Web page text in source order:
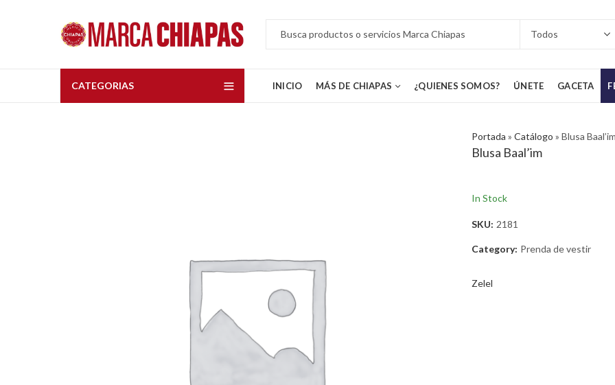
CATEGORIAS INICIO MÁS DE CHIAPAS ¿QUIENES SOMOS? ÚNETE GACETA
Portada » Catálogo » Blusa Baal’im
Blusa Baal’im
In Stock
SKU: 2181
Category: Prenda de vestir
Zelel